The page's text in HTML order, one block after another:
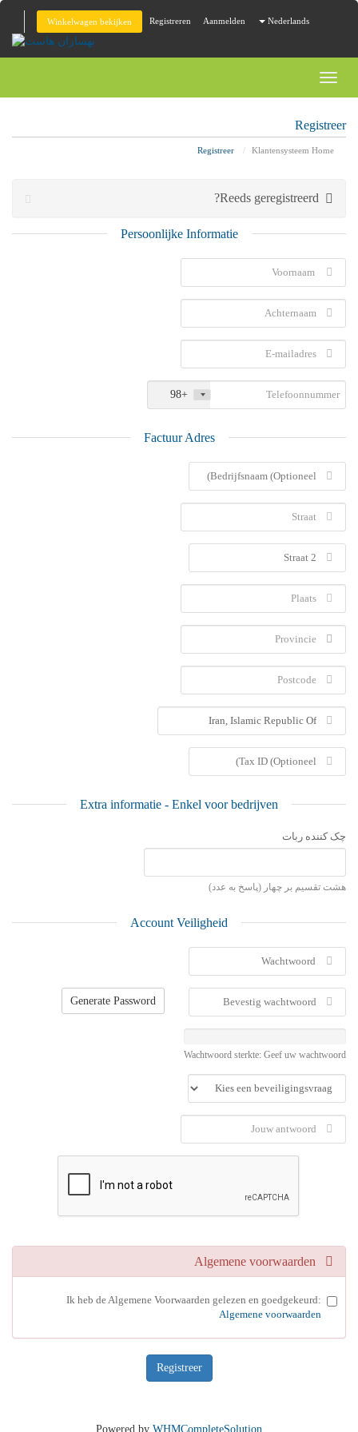
Nederlands
Aanmelden
Registreren
Winkelwagen bekijken
Toggle
Registreer
Klantensysteem Home
Persoonlijke Informatie
+98
Factuur Adres
Extra informatie - Enkel voor bedrijven
چک کننده ربات
هشت تقسیم بر چهار (پاسخ به عدد)
Account Veiligheid
Generate Password
Wachtwoord sterkte: Geef uw wachtwoord
Ik heb de Algemene Voorwaarden gelezen en goedgekeurd:
Algemene voorwaarden
Powered by WHMCompleteSolution